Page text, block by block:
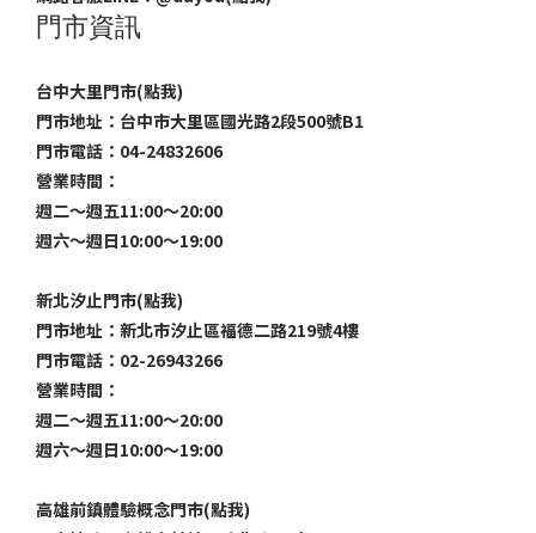
門市資訊
台中大里門市(點我)
門市地址：台中市大里區國光路2段500號B1
門市電話：04-24832606
營業時間：
週二～週五11:00～20:00
週六～週日10:00～19:00
新北汐止門市(點我)
門市地址：新北市汐止區福德二路219號4樓
門市電話：02-26943266
營業時間：
週二～週五11:00～20:00
週六～週日10:00～19:00
高雄前鎮體驗概念門市(點我)